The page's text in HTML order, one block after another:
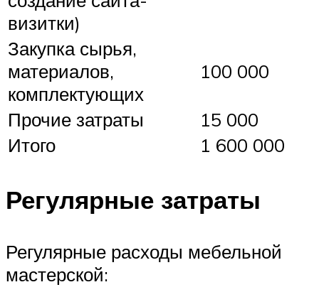
визитки)
Закупка сырья,
материалов,
комплектующих
100 000
Прочие затраты
15 000
Итого
1 600 000
Регулярные затраты
Регулярные расходы мебельной
мастерской: